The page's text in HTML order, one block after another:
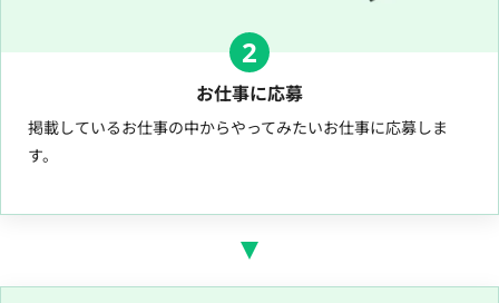
2
お仕事に応募
掲載しているお仕事の中からやってみたいお仕事に応募しま
す。